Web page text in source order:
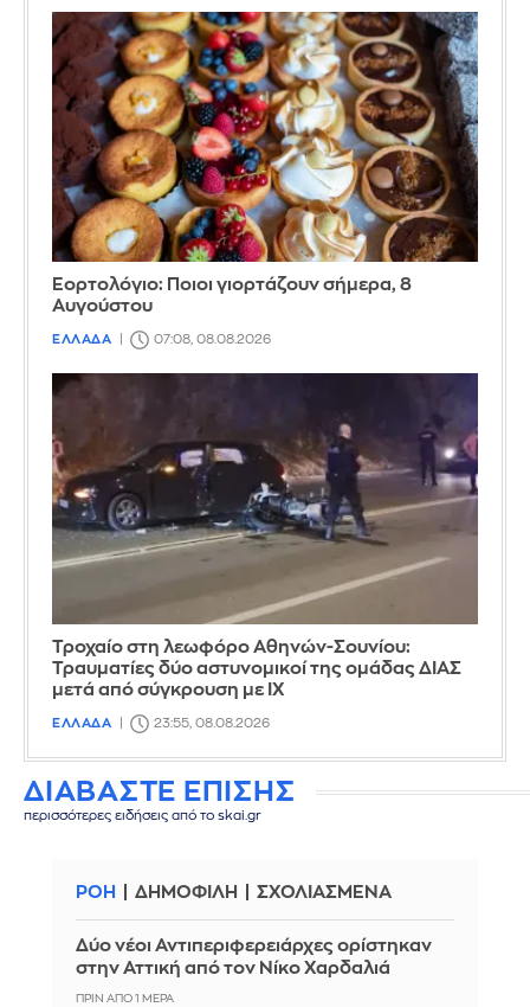
Εορτολόγιο: Ποιοι γιορτάζουν σήμερα, 8
Αυγούστου
ΕΛΛΑΔΑ 07:08, 08.08.2026
Τροχαίο στη λεωφόρο Αθηνών-Σουνίου:
Τραυματίες δύο αστυνομικοί της ομάδας ΔΙΑΣ
μετά από σύγκρουση με ΙΧ
ΕΛΛΑΔΑ 23:55, 08.08.2026
ΔΙΑΒΑΣΤΕ ΕΠΙΣΗΣ
περισσότερες ειδήσεις από το skai.gr
ΡΟΗ ΔΗΜΟΦΙΛΗ ΣΧΟΛΙΑΣΜΕΝΑ
Δύο νέοι Αντιπεριφερειάρχες ορίστηκαν
στην Αττική από τον Νίκο Χαρδαλιά
ΠΡΙΝ ΑΠΌ 1 ΜΈΡΑ